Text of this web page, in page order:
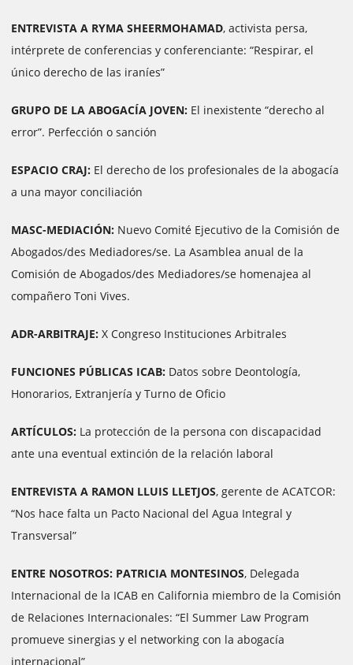
ENTREVISTA A RYMA SHEERMOHAMAD, activista persa,
intérprete de conferencias y conferenciante: “Respirar, el
único derecho de las iraníes”
GRUPO DE LA ABOGACÍA JOVEN: El inexistente “derecho al
error”. Perfección o sanción
ESPACIO CRAJ: El derecho de los profesionales de la abogacía
a una mayor conciliación
MASC-MEDIACIÓN: Nuevo Comité Ejecutivo de la Comisión de
Abogados/des Mediadores/se. La Asamblea anual de la
Comisión de Abogados/des Mediadores/se homenajea al
compañero Toni Vives.
ADR-ARBITRAJE: X Congreso Instituciones Arbitrales
FUNCIONES PÚBLICAS ICAB: Datos sobre Deontología,
Honorarios, Extranjería y Turno de Oficio
ARTÍCULOS: La protección de la persona con discapacidad
ante una eventual extinción de la relación laboral
ENTREVISTA A RAMON LLUIS LLETJOS, gerente de ACATCOR:
“Nos hace falta un Pacto Nacional del Agua Integral y
Transversal”
ENTRE NOSOTROS: PATRICIA MONTESINOS, Delegada
Internacional de la ICAB en California miembro de la Comisión
de Relaciones Internacionales: “El Summer Law Program
promueve sinergias y el networking con la abogacía
internacional”